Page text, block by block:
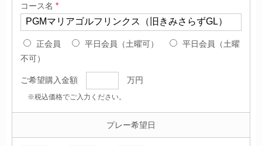
コース名 *
正会員 平日会員（土曜可）
平日会員（土曜
不可）
ご希望購入金額 万円
※税込価格でご入力ください。
プレー希望日